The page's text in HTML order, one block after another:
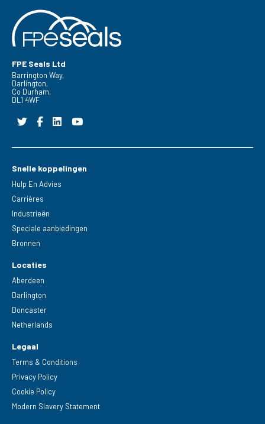
FPE Seals Ltd
Barrington Way,
Darlington,
Co Durham,
DL1 4WF
Snelle koppelingen
Hulp En Advies
Carrières
Industrieën
Speciale aanbiedingen
Bronnen
Locaties
Aberdeen
Darlington
Doncaster
Netherlands
Legaal
Terms & Conditions
Privacy Policy
Cookie Policy
Modern Slavery Statement